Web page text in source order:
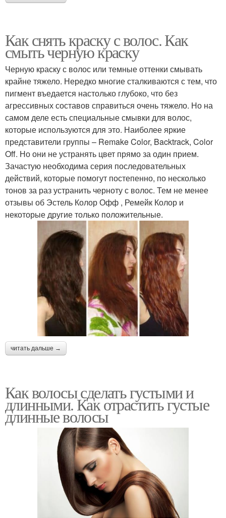
Как снять краску с волос. Как
смыть черную краску
Черную краску с волос или темные оттенки смывать
крайне тяжело. Нередко многие сталкиваются с тем, что
пигмент въедается настолько глубоко, что без
агрессивных составов справиться очень тяжело. Но на
самом деле есть специальные смывки для волос,
которые используются для это. Наиболее яркие
представители группы – Remake Color, Backtrack, Color
Off. Но они не устранять цвет прямо за один прием.
Зачастую необходима серия последовательных
действий, которые помогут постепенно, по несколько
тонов за раз устранить черноту с волос. Тем не менее
отзывы об Эстель Колор Офф , Ремейк Колор и
некоторые другие только положительные.
читать дальше →
Как волосы сделать густыми и
длинными. Как отрастить густые
длинные волосы